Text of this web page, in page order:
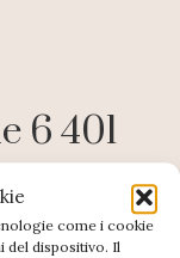
come i cookie
dispositivo. Il
6 401